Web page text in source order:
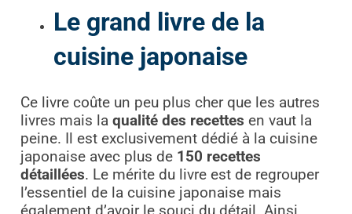
Le grand livre de la
cuisine japonaise
Ce livre coûte un peu plus cher que les autres
livres mais la qualité des recettes en vaut la
peine. Il est exclusivement dédié à la cuisine
japonaise avec plus de 150 recettes
détaillées. Le mérite du livre est de regrouper
l’essentiel de la cuisine japonaise mais